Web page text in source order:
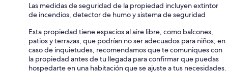
Las medidas de seguridad de la propiedad incluyen extintor
de incendios, detector de humo y sistema de seguridad
Esta propiedad tiene espacios al aire libre, como balcones,
patios y terrazas, que podrían no ser adecuados para niños; en
caso de inquietudes, recomendamos que te comuniques con
la propiedad antes de tu llegada para confirmar que puedas
hospedarte en una habitación que se ajuste a tus necesidades.